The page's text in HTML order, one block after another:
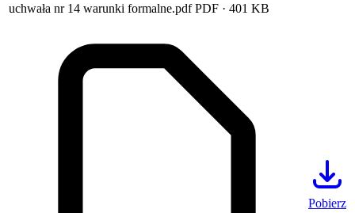
uchwała nr 14 warunki formalne.pdf PDF · 401 KB
Pobierz